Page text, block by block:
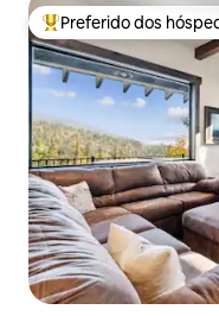
Entre os melhores
Preferido dos